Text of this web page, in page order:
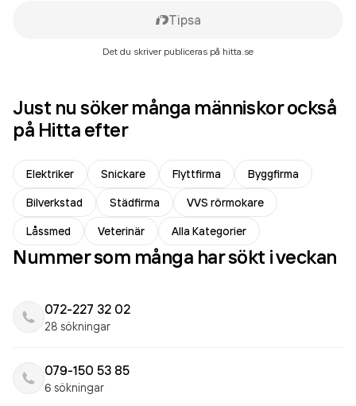
Tipsa
Det du skriver publiceras på hitta.se
Just nu söker många människor också
på Hitta efter
Elektriker Snickare Flyttfirma
Byggfirma
Bilverkstad
Städfirma
VVS rörmokare
Låssmed
Veterinär Alla Kategorier
Nummer som många har sökt i veckan
072-227 32 02
28 sökningar
079-150 53 85
6 sökningar